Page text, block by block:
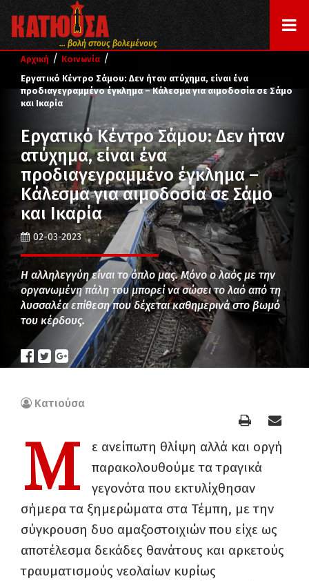
... βολή στους βολεμένους
Αρχική / Κοινωνία /
Εργατικό Κέντρο Σάμου: Δεν ήταν ατύχημα, είναι ένα
προδιαγεγραμμένο έγκλημα – Κάλεσμα για αιμοδοσία σε Σάμο
και Ικαρία
Εργατικό Κέντρο Σάμου: Δεν ήταν
ατύχημα, είναι ένα
προδιαγεγραμμένο έγκλημα –
Κάλεσμα για αιμοδοσία σε Σάμο
και Ικαρία
02-03-2023
Η αλληλεγγύη είναι το όπλο μας. Μόνο ο λαός με την
οργανωμένη πάλη του μπορεί να σώσει το λαό από τη
λυσσαλέα επίθεση που δέχεται καθημερινά στο βωμό
του κέρδους.
Κατιούσα
Μ
ε ανείπωτη θλίψη αλλά και οργή
παρακολουθούμε τα τραγικά
γεγονότα που εκτυλίχθησαν
σήμερα τα ξημερώματα στα Τέμπη, με την
σύγκρουση δυο αμαξοστοιχιών που είχε ως
αποτέλεσμα δεκάδες θανάτους και αρκετούς
τραυματισμούς νεολαίων κυρίως